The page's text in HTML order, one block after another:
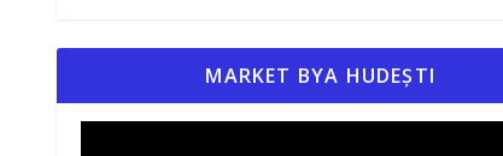
MARKET BYA HUDEȘTI